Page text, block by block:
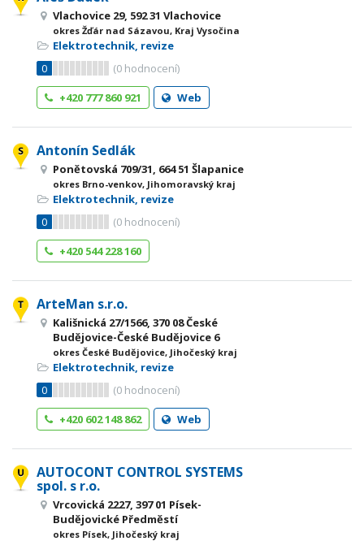
Vlachovice 29, 592 31 Vlachovice
okres Žďár nad Sázavou, Kraj Vysočina
Elektrotechnik, revize
0
(0 hodnocení)
+420 777 860 921
Web
Antonín Sedlák
Ponětovská 709/31, 664 51 Šlapanice
okres Brno-venkov, Jihomoravský kraj
Elektrotechnik, revize
0
(0 hodnocení)
+420 544 228 160
ArteMan s.r.o.
Kališnická 27/1566, 370 08 České
Budějovice-České Budějovice 6
okres České Budějovice, Jihočeský kraj
Elektrotechnik, revize
0
(0 hodnocení)
+420 602 148 862
Web
AUTOCONT CONTROL SYSTEMS
spol. s r.o.
Vrcovická 2227, 397 01 Písek-
Budějovické Předměstí
okres Písek, Jihočeský kraj